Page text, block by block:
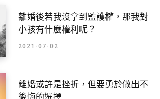
離婚後若我沒拿到監護權，那我對
小孩有什麼權利呢？
2021-07-02
離婚或許是挫折，但要勇於做出不